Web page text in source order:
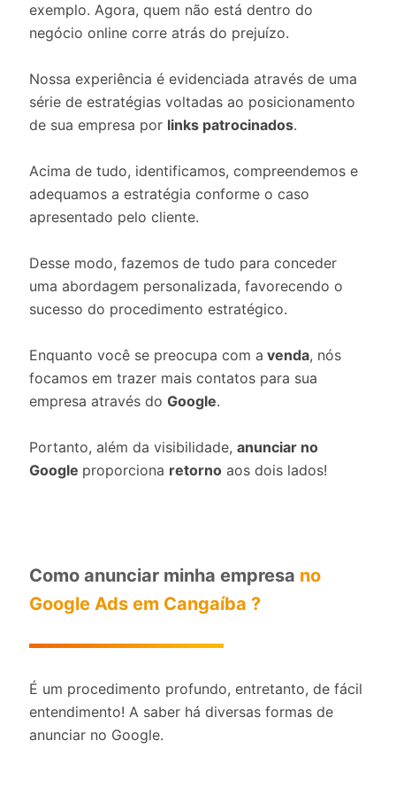
exemplo. Agora, quem não está dentro do
negócio online corre atrás do prejuízo.
Nossa experiência é evidenciada através de uma
série de estratégias voltadas ao posicionamento
de sua empresa por links patrocinados.
Acima de tudo, identificamos, compreendemos e
adequamos a estratégia conforme o caso
apresentado pelo cliente.
Desse modo, fazemos de tudo para conceder
uma abordagem personalizada, favorecendo o
sucesso do procedimento estratégico.
Enquanto você se preocupa com a venda, nós
focamos em trazer mais contatos para sua
empresa através do Google.
Portanto, além da visibilidade, anunciar no
Google proporciona retorno aos dois lados!
Como anunciar minha empresa no
Google Ads em Cangaíba ?
É um procedimento profundo, entretanto, de fácil
entendimento! A saber há diversas formas de
anunciar no Google.